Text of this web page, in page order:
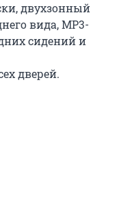
двухзонный
вида, MP3-
сидений и
дверей.